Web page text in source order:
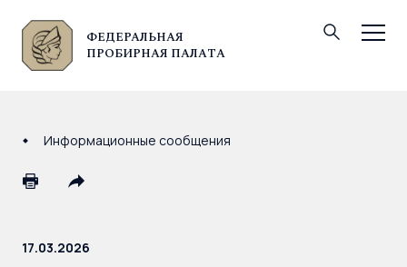
ФЕДЕРАЛЬНАЯ
ПРОБИРНАЯ ПАЛАТА
© Федеральная пробирная палата, 2026
Информационные сообщения
17.03.2026